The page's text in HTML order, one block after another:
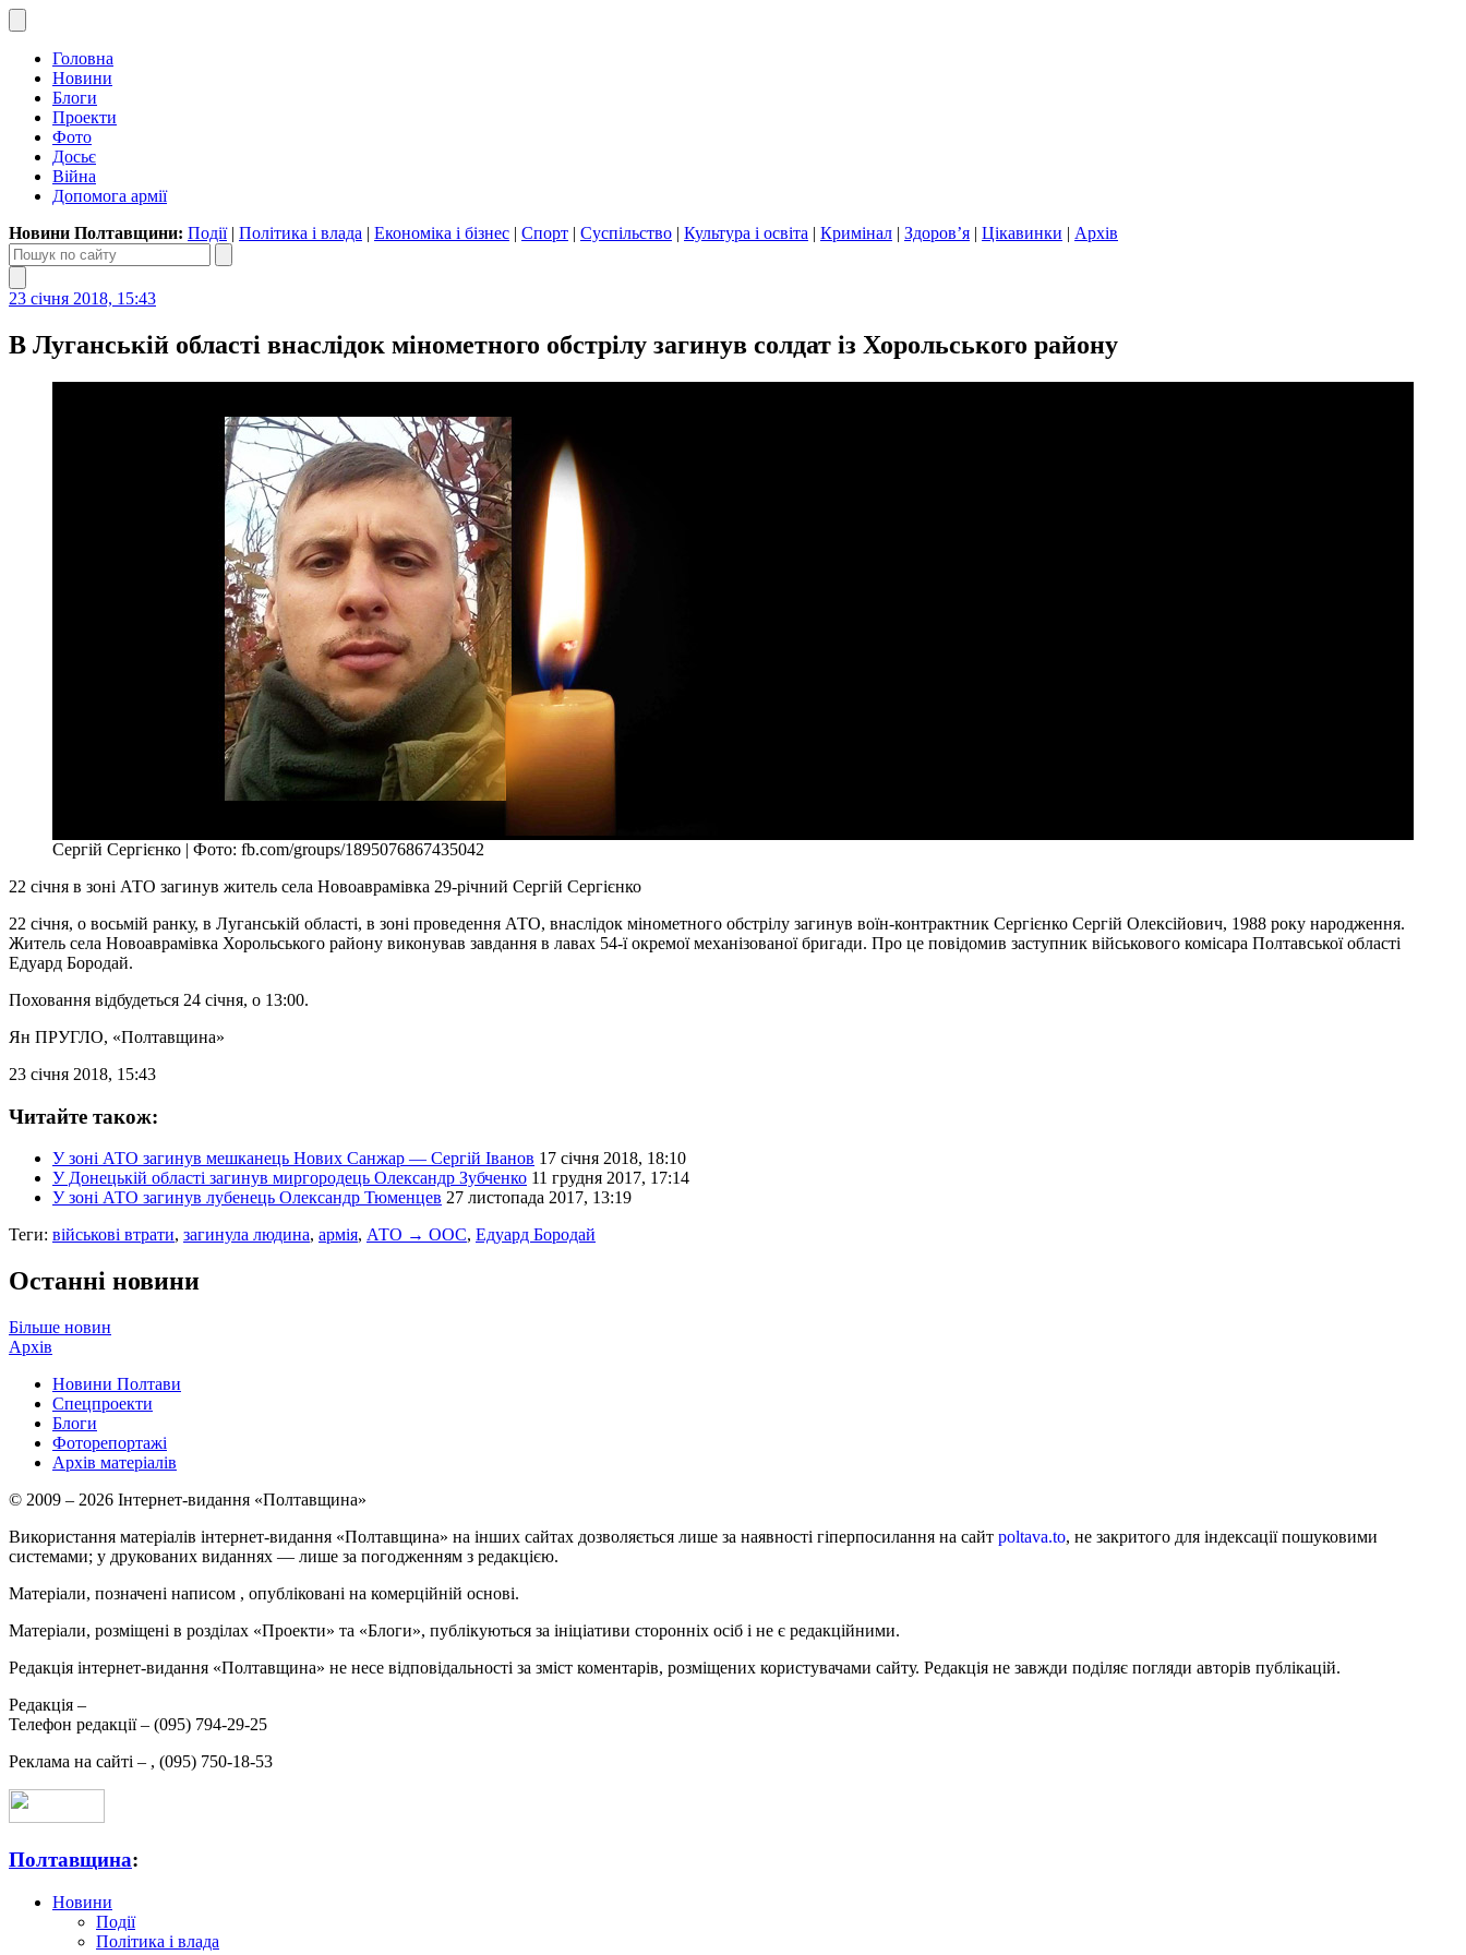
Головна
Новини
Блоги
Проекти
Фото
Досьє
Війна
Допомога армії
Новини Полтавщини: Події| Політика і влада | Економіка і бізнес | Спорт | Суспільство | Культура і освіта | Кримінал | Здоров’я | Цікавинки | Архів
23 січня 2018, 15:43
В Луганській області внаслідок мінометного обстрілу загинув солдат із Хорольського району
Сергій Сергієнко | Фото: fb.com/groups/1895076867435042
22 січня в зоні АТО загинув житель села Новоаврамівка 29-річний Сергій Сергієнко
22 січня, о восьмій ранку, в Луганській області, в зоні проведення АТО, внаслідок мінометного обстрілу загинув воїн-контрактник Сергієнко Сергій Олексійович, 1988 року народження.
Житель села Новоаврамівка Хорольського району виконував завдання в лавах 54-ї окремої механізованої бригади. Про це повідомив заступник військового комісара Полтавської області
Едуард Бородай.
Поховання відбудеться 24 січня, о 13:00.
Ян ПРУГЛО, «Полтавщина»
23 січня 2018, 15:43
Читайте також:
У зоні АТО загинув мешканець Нових Санжар — Сергій Іванов 17 січня 2018, 18:10
У Донецькій області загинув миргородець Олександр Зубченко 11 грудня 2017, 17:14
У зоні АТО загинув лубенець Олександр Тюменцев 27 листопада 2017, 13:19
Теги: військові втрати, загинула людина, армія, АТО → ООС, Едуард Бородай
Останні новини
Більше новин
Архів
Новини Полтави
Спецпроекти
Блоги
Фоторепортажі
Архів матеріалів
© 2009 – 2026 Інтернет-видання «Полтавщина»
Використання матеріалів інтернет-видання «Полтавщина» на інших сайтах дозволяється лише за наявності гіперпосилання на сайт poltava.to, не закритого для індексації пошуковими
системами; у друкованих виданнях — лише за погодженням з редакцією.
Матеріали, позначені написом , опубліковані на комерційній основі.
Матеріали, розміщені в розділах «Проекти» та «Блоги», публікуються за ініціативи сторонніх осіб і не є редакційними.
Редакція інтернет-видання «Полтавщина» не несе відповідальності за зміст коментарів, розміщених користувачами сайту. Редакція не завжди поділяє погляди авторів публікацій.
Редакція –
Телефон редакції – (095) 794-29-25
Реклама на сайті – , (095) 750-18-53
Полтавщина:
Новини
Події
Політика і влада